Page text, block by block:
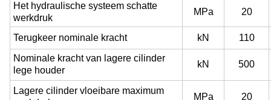
Het hydraulische systeem schatte
werkdruk
MPa 20
Terugkeer nominale kracht kN
110
Nominale kracht van lagere cilinder
lege houder
kN 500
Lagere cilinder vloeibare maximum
MPa 20